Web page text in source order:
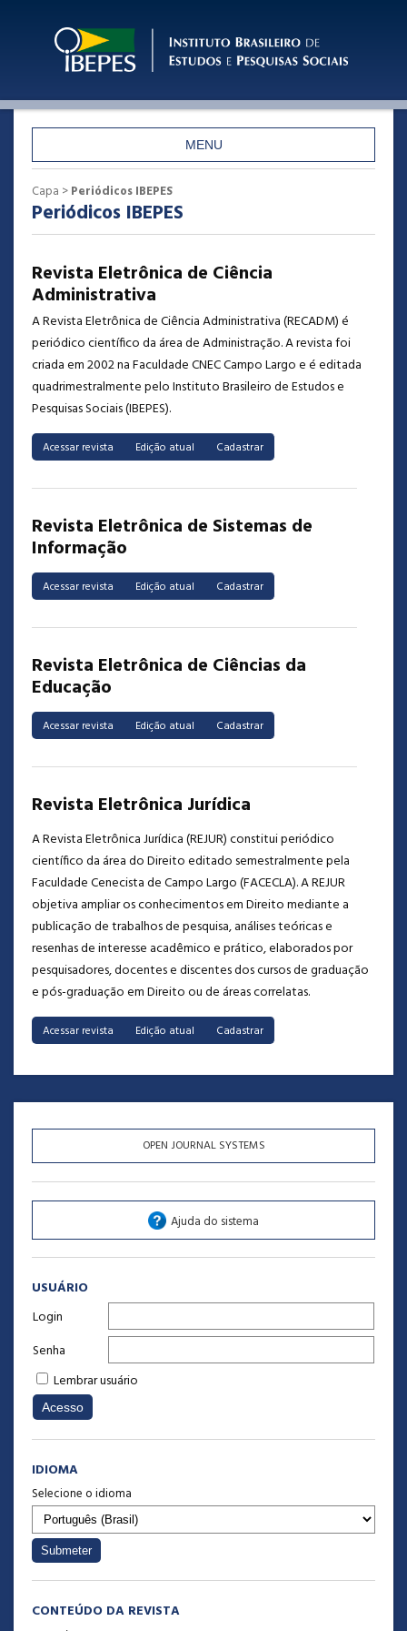
OPEN JOURNAL SYSTEMS
Ajuda do sistema
USUÁRIO
Login
Senha
Lembrar usuário
IDIOMA
Selecione o idioma
CONTEÚDO DA REVISTA
MENU
CAPA
SOBRE
CADASTRO
PESQUISA
Capa >Periódicos IBEPES
Periódicos IBEPES
Revista Eletrônica de Ciência
Administrativa
A Revista Eletrônica de Ciência Administrativa (RECADM) é
periódico científico da área de Administração. A revista foi
criada em 2002 na Faculdade CNEC Campo Largo e é editada
quadrimestralmente pelo Instituto Brasileiro de Estudos e
Pesquisas Sociais (IBEPES).
Acessar revista Edição atual Cadastrar
Revista Eletrônica de Sistemas de
Informação
Acessar revista Edição atual Cadastrar
Revista Eletrônica de Ciências da
Educação
Acessar revista Edição atual Cadastrar
Revista Eletrônica Jurídica
A Revista Eletrônica Jurídica (REJUR) constitui periódico
científico da área do Direito editado semestralmente pela
Faculdade Cenecista de Campo Largo (FACECLA). A REJUR
objetiva ampliar os conhecimentos em Direito mediante a
publicação de trabalhos de pesquisa, análises teóricas e
resenhas de interesse acadêmico e prático, elaborados por
pesquisadores, docentes e discentes dos cursos de graduação
e pós-graduação em Direito ou de áreas correlatas.
Acessar revista Edição atual Cadastrar